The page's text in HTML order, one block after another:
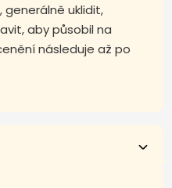
uklidit,
aby působil na
následuje až po